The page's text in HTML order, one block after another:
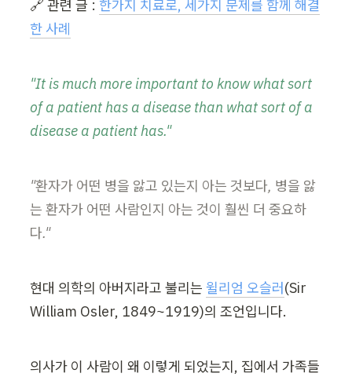
🔗 관련 글 : 한가지 치료로, 세가지 문제를 함께 해결
한 사례
"It is much more important to know what sort
of a patient has a disease than what sort of a
disease a patient has."
"환자가 어떤 병을 앓고 있는지 아는 것보다, 병을 앓
는 환자가 어떤 사람인지 아는 것이 훨씬 더 중요하
다."
현대 의학의 아버지라고 불리는 윌리엄 오슬러(Sir
William Osler, 1849~1919)의 조언입니다.
의사가 이 사람이 왜 이렇게 되었는지, 집에서 가족들